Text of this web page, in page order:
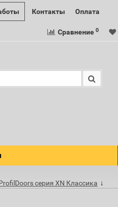
Контакты Оплата
Сравнение 0
серия XN Классика